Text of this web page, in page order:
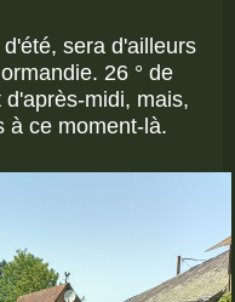
sera d'ailleurs
26 ° de
midi, mais,
à ce moment-là.